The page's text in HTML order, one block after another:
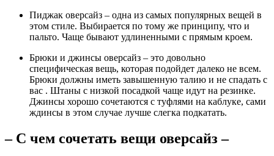
Пиджак оверсайз – одна из самых популярных вещей в
этом стиле. Выбирается по тому же принципу, что и
пальто. Чаще бывают удлиненными с прямым кроем.
Брюки и джинсы оверсайз – это довольно
специфическая вещь, которая подойдет далеко не всем.
Брюки должны иметь завышенную талию и не спадать с
вас . Штаны с низкой посадкой чаще идут на резинке.
Джинсы хорошо сочетаются с туфлями на каблуке, сами
ждинсы в этом случае лучше слегка подкатать.
– С чем сочетать вещи оверсайз –